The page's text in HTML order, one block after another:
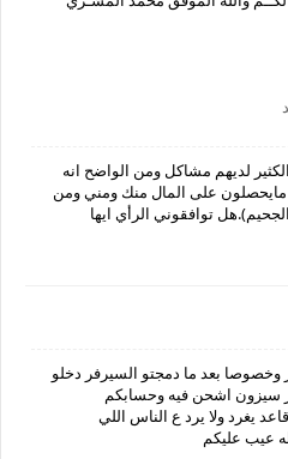
لديهم مشاكل ومن الواضح انه
مايحصلون على المال منك ومني ومن
توافقوني الرأي ايها
وخصوصا بعد ما دمجتو السيرفر دخلو
سيزون اشحن فيه وحسابكم
يغرد ولا يرد ع الناس اللي
عيب عليكم